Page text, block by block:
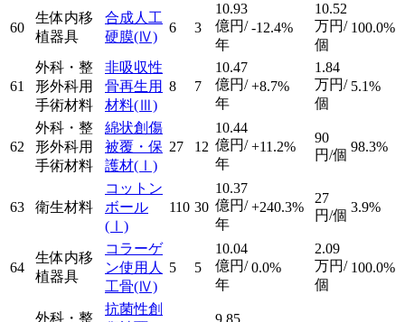
60
生体内移
植器具
合成人工
硬膜(Ⅳ)
6 3
10.93
億円/
年
-12.4%
10.52
万円/
個
100.0%
61
外科・整
形外科用
手術材料
非吸収性
骨再生用
材料(Ⅲ)
8 7
10.47
億円/
年
+8.7%
1.84
万円/
個
5.1%
62
外科・整
形外科用
手術材料
綿状創傷
被覆・保
護材(Ⅰ)
27 12
10.44
億円/
年
+11.2%
90
円/個
98.3%
63 衛生材料
コットン
ボール
(Ⅰ)
110 30
10.37
億円/
年
+240.3%
27
円/個
3.9%
64
生体内移
植器具
コラーゲ
ン使用人
工骨(Ⅳ)
5 5
10.04
億円/
年
0.0%
2.09
万円/
個
100.0%
外科・整
抗菌性創